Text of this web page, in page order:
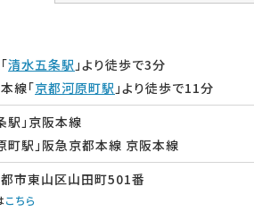
清水五条駅」より徒歩で3分
線「京都河原町駅」より徒歩で11分
駅」京阪本線
町駅」阪急京都本線 京阪本線
市東山区山田町501番
こちら